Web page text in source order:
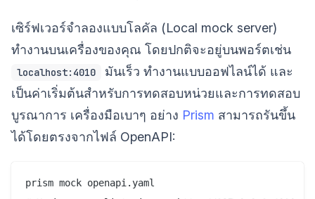
เซิร์ฟเวอร์จำลองแบบโลคัล (Local mock server)
ทำงานบนเครื่องของคุณ โดยปกติจะอยู่บนพอร์ตเช่น
localhost:4010
มันเร็ว ทำงานแบบออฟไลน์ได้ และ
เป็นค่าเริ่มต้นสำหรับการทดสอบหน่วยและการทดสอบ
บูรณาการ เครื่องมือเบาๆ อย่าง Prism สามารถรันขึ้น
ได้โดยตรงจากไฟล์ OpenAPI:
prism mock openapi.yaml